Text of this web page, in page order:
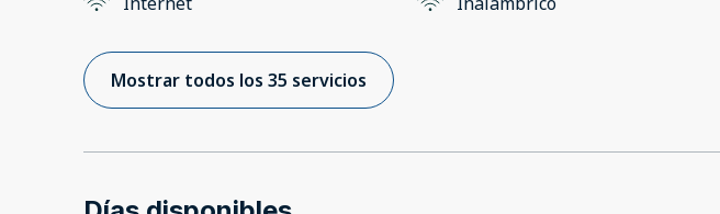
Mostrar todos los 35 servicios